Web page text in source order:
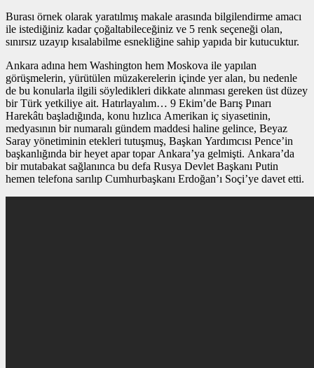
Burası örnek olarak yaratılmış makale arasında bilgilendirme amacı
ile istediğiniz kadar çoğaltabileceğiniz ve 5 renk seçeneği olan,
sınırsız uzayıp kısalabilme esnekliğine sahip yapıda bir kutucuktur.
Ankara adına hem Washington hem Moskova ile yapılan
görüşmelerin, yürütülen müzakerelerin içinde yer alan, bu nedenle
de bu konularla ilgili söyledikleri dikkate alınması gereken üst düzey
bir Türk yetkiliye ait. Hatırlayalım… 9 Ekim’de Barış Pınarı
Harekâtı başladığında, konu hızlıca Amerikan iç siyasetinin,
medyasının bir numaralı gündem maddesi haline gelince, Beyaz
Saray yönetiminin etekleri tutuşmuş, Başkan Yardımcısı Pence’in
başkanlığında bir heyet apar topar Ankara’ya gelmişti. Ankara’da
bir mutabakat sağlanınca bu defa Rusya Devlet Başkanı Putin
hemen telefona sarılıp Cumhurbaşkanı Erdoğan’ı Soçi’ye davet etti.